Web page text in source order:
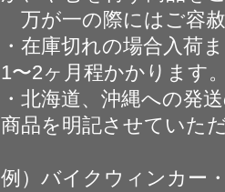
万が一の際にはご容
・在庫切れの場合入荷
1〜2ヶ月程かかります
・北海道、沖縄への発
商品を明記させていた
例）バイクウィンカー